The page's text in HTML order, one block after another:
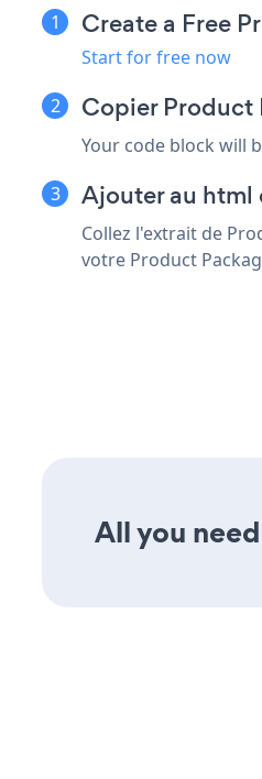
Create a Free
Start for free now
Copier Product
Your code block will
Ajouter au html
Collez l'extrait de
votre Product
All you